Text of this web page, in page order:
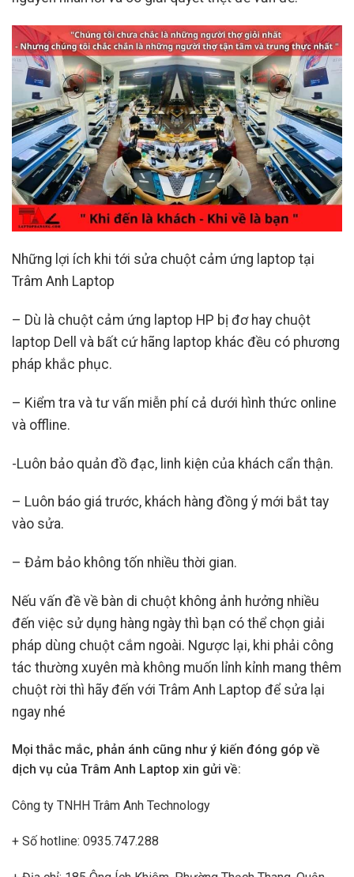
Những lợi ích khi tới sửa chuột cảm ứng laptop tại
Trâm Anh Laptop
– Dù là chuột cảm ứng laptop HP bị đơ hay chuột
laptop Dell và bất cứ hãng laptop khác đều có phương
pháp khắc phục.
– Kiểm tra và tư vấn miễn phí cả dưới hình thức online
và offline.
-Luôn bảo quản đồ đạc, linh kiện của khách cẩn thận.
– Luôn báo giá trước, khách hàng đồng ý mới bắt tay
vào sửa.
– Đảm bảo không tốn nhiều thời gian.
Nếu vấn đề về bàn di chuột không ảnh hưởng nhiều
đến việc sử dụng hàng ngày thì bạn có thể chọn giải
pháp dùng chuột cắm ngoài. Ngược lại, khi phải công
tác thường xuyên mà không muốn lỉnh kỉnh mang thêm
chuột rời thì hãy đến với Trâm Anh Laptop để sửa lại
ngay nhé
Mọi thắc mắc, phản ánh cũng như ý kiến đóng góp về
dịch vụ của Trâm Anh Laptop xin gửi về:
Công ty TNHH Trâm Anh Technology
+ Số hotline: 0935.747.288